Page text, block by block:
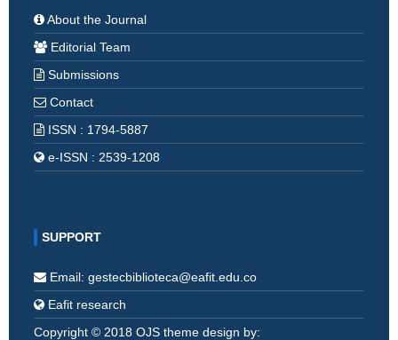
About the Journal
Editorial Team
Submissions
Contact
ISSN : 1794-5887
e-ISSN : 2539-1208
SUPPORT
Email: gestecbiblioteca@eafit.edu.co
Eafit research
Copyright © 2018 OJS theme design by: